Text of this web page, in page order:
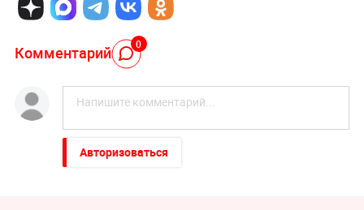
Комментарий 0
Авторизоваться